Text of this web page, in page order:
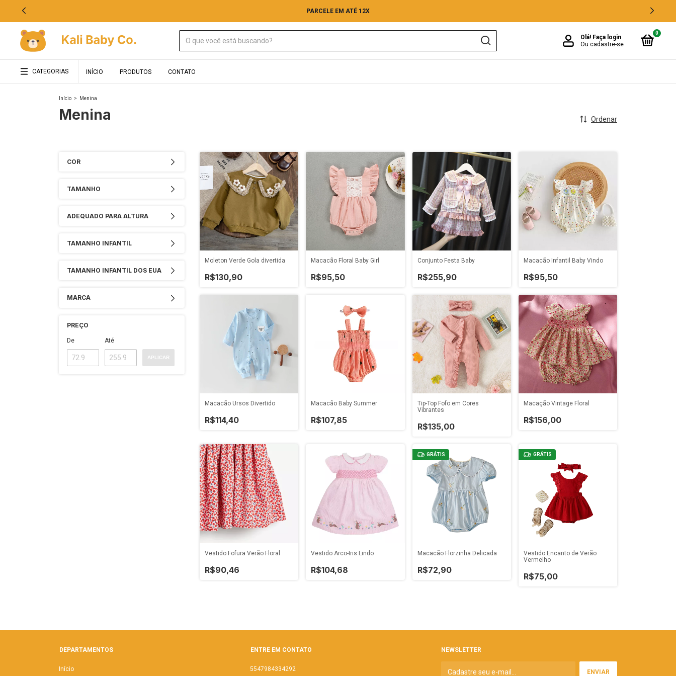
PARCELE EM ATÉ 12X
Olá! Faça login
Ou cadastre-se
0
CATEGORIAS INÍCIO PRODUTOS CONTATO
Início > Menina
Menina Ordenar
COR
TAMANHO
ADEQUADO PARA ALTURA
TAMANHO INFANTIL
TAMANHO INFANTIL DOS EUA
MARCA
PREÇO
De Até
APLICAR
Moleton Verde Gola divertida
R$130,90
Macacão Floral Baby Girl
R$95,50
Conjunto Festa Baby
R$255,90
Macacão Infantil Baby Vindo
R$95,50
Macacão Ursos Divertido
R$114,40
Macacão Baby Summer
R$107,85
Tip-Top Fofo em Cores
Vibrantes
R$135,00
Macação Vintage Floral
R$156,00
Vestido Fofura Verão Floral
R$90,46
Vestido Arco-Íris Lindo
R$104,68
GRÁTIS
Macacão Florzinha Delicada
R$72,90
GRÁTIS
Vestido Encanto de Verão
Vermelho
R$75,00
DEPARTAMENTOS
Início
ENTRE EM CONTATO
5547984334292
NEWSLETTER